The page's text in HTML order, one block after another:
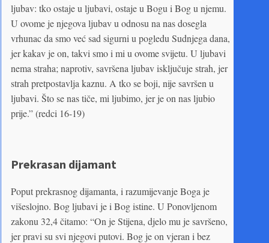
ljubav: tko ostaje u ljubavi, ostaje u Bogu i Bog u njemu.
U ovome je njegova ljubav u odnosu na nas dosegla
vrhunac da smo već sad sigurni u pogledu Sudnjega dana,
jer kakav je on, takvi smo i mi u ovome svijetu. U ljubavi
nema straha; naprotiv, savršena ljubav isključuje strah, jer
strah pretpostavlja kaznu. A tko se boji, nije savršen u
ljubavi. Što se nas tiče, mi ljubimo, jer je on nas ljubio
prije.” (redci 16-19)
Prekrasan dijamant
Poput prekrasnog dijamanta, i razumijevanje Boga je
višeslojno. Bog ljubavi je i Bog istine. U Ponovljenom
zakonu 32,4 čitamo: “On je Stijena, djelo mu je savršeno,
jer pravi su svi njegovi putovi. Bog je on vjeran i bez